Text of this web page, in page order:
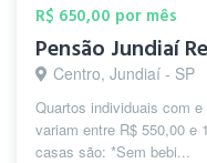
R$ 650,00 por mês
Centro, Jundiaí - SP
Quartos individuais com
variam entre R$ 550,00 e
casas são: *Sem bebi...